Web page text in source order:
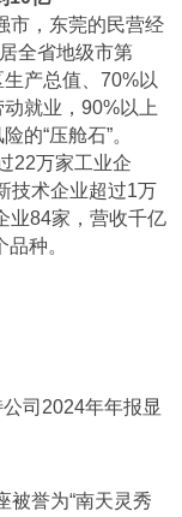
市，东莞的民营经
全省地级市第
产总值、70%以
就业，90%以上
的“压舱石”。
22万家工业企
技术企业超过1万
业84家，营收千亿
种。
司2024年年报显
被誉为“南天灵秀